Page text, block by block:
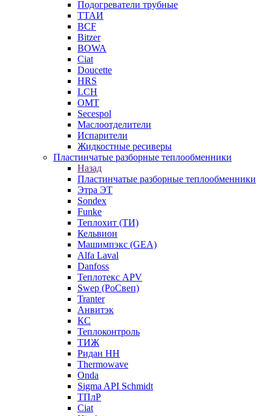
Подогреватели трубные
ТТАИ
BCF
Bitzer
BOWA
Ciat
Doucette
HRS
LCH
OMT
Secespol
Маслоотделители
Испарители
Жидкостные ресиверы
Пластинчатые разборные теплообменники
Назад
Пластинчатые разборные теплообменники
Этра ЭТ
Sondex
Funke
Теплохит (ТИ)
Кельвион
Машимпэкс (GEA)
Alfa Laval
Danfoss
Теплотекс APV
Swep (РоСвеп)
Tranter
Анвитэк
КС
Теплоконтроль
ТИЖ
Ридан НН
Thermowave
Onda
Sigma API Schmidt
ТПлР
Ciat